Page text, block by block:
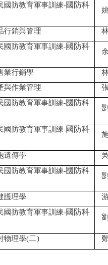
國防教育軍事訓練-國防科
行銷與管理
國防教育軍事訓練-國防科
業行銷學
與作業管理
國防教育軍事訓練-國防科
國防教育軍事訓練-國防科
遺傳學
國防教育軍事訓練-國防科
護理學
國防教育軍事訓練-國防科
物理學(二)